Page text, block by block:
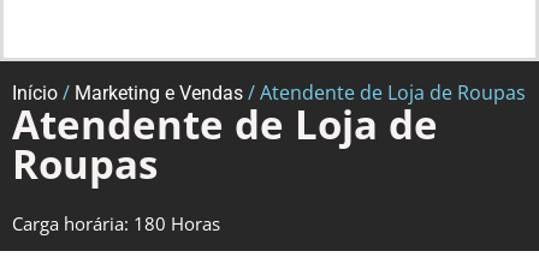
Início / Marketing e Vendas / Atendente de Loja de Roupas
Atendente de Loja de
Roupas
Carga horária: 180 Horas